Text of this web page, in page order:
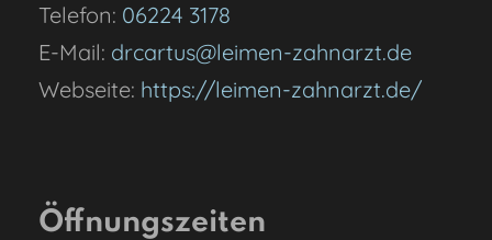
Telefon: 06224 3178
E-Mail: drcartus@leimen-zahnarzt.de
Webseite: https://leimen-zahnarzt.de/
Öffnungszeiten